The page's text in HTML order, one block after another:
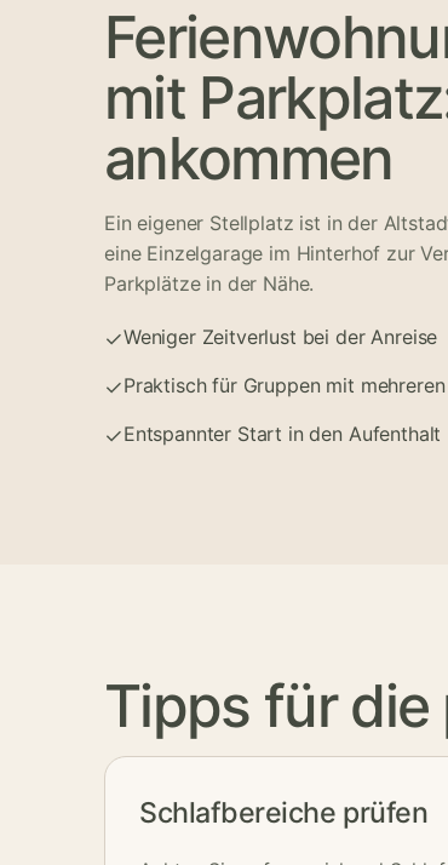
mit
ankommen
Ein eigener Stellplatz ist in der
eine Einzelgarage im Hinterhof zur
Parkplätze in der Nähe.
✓Weniger Zeitverlust bei der Anreise
✓Praktisch für Gruppen mit
✓Entspannter Start in den Aufenthalt
Tipps für
Schlafbereiche prüfen